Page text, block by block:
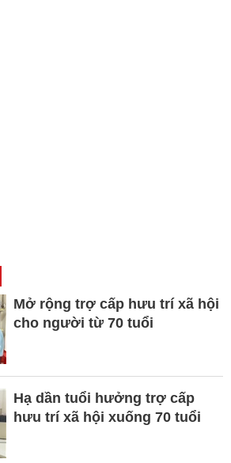
Mở rộng trợ cấp hưu trí xã hội
cho người từ 70 tuổi
Hạ dần tuổi hưởng trợ cấp
hưu trí xã hội xuống 70 tuổi